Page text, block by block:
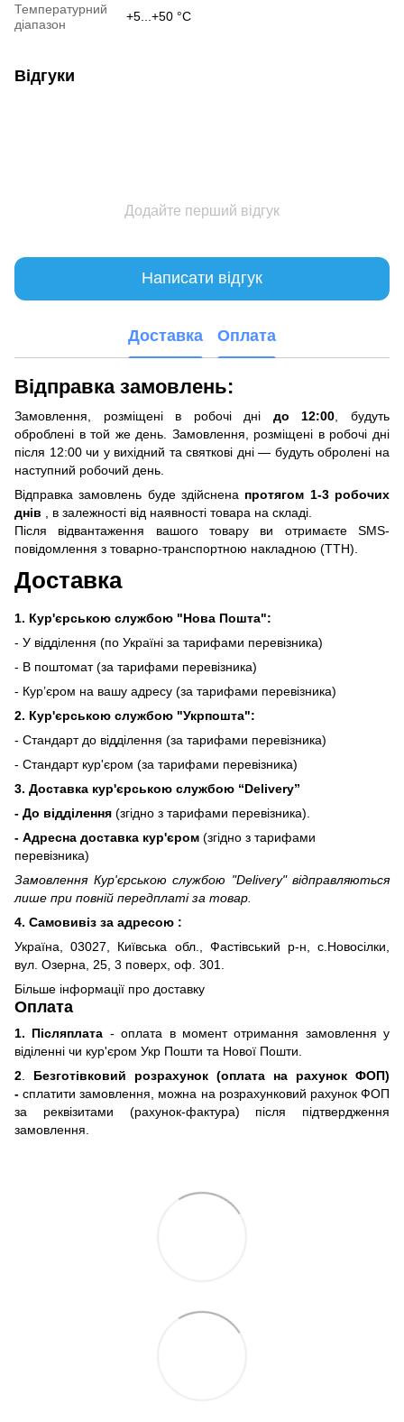
Температурний
діапазон
+5...+50 °С
Відгуки
Додайте перший відгук
Написати відгук
Доставка Оплата
Відправка замовлень:
Замовлення, розміщені в робочі дні до 12:00 , будуть
оброблені в той же день. Замовлення, розміщені в робочі дні
після 12:00 чи у вихідний та святкові дні — будуть обролені на
наступний робочий день.
Відправка замовлень буде здійснена протягом 1-3 робочих
днів , в залежності від наявності товара на складі.
Після відвантаження вашого товару ви отримаєте SMS-
повідомлення з товарно-транспортною накладною (ТТН).
Доставка
1. Кур'єрською службою "Нова Пошта":
- У відділення (по Україні за тарифами перевізника)
- В поштомат (за тарифами перевізника)
- Кур’єром на вашу адресу (за тарифами перевізника)
2. Кур'єрською службою "Укрпошта":
- Стандарт до відділення (за тарифами перевізника)
- Стандарт кур'єром (за тарифами перевізника)
3. Доставка кур'єрською службою “Delivery”
- До відділення (згідно з тарифами перевізника).
- Адресна доставка кур'єром (згідно з тарифами
перевізника)
Замовлення Кур'єрською службою "Delivery" відправляються
лише при повній передплаті за товар.
4. Самовивіз за адресою :
Україна, 03027, Київська обл., Фастівський р-н, с.Новосілки,
вул. Озерна, 25, 3 поверх, оф. 301.
Більше інформації про доставку
Оплата
1. Післяплата - оплата в момент отримання замовлення у
віділенні чи кур'єром Укр Пошти та Нової Пошти.
2
Безготівковий розрахунок (оплата на рахунок ФОП)
-сплатити замовлення, можна на розрахунковий рахунок ФОП
за реквізитами (рахунок-фактура) після підтвердження
замовлення.